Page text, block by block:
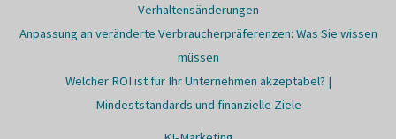
Verhaltensänderungen
Anpassung an veränderte Verbraucherpräferenzen: Was Sie wissen
müssen
Welcher ROI ist für Ihr Unternehmen akzeptabel? |
Mindeststandards und finanzielle Ziele